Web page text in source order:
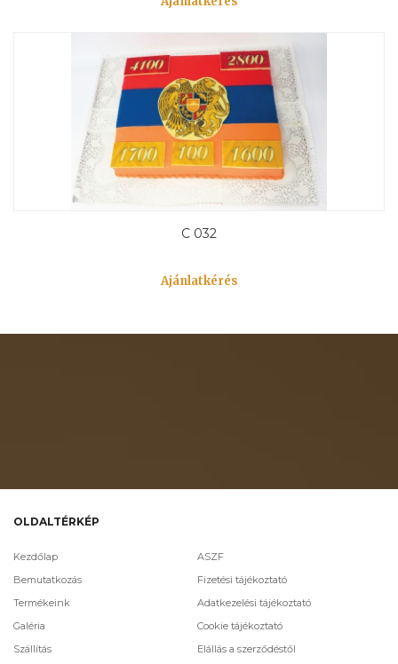
C 032
Ajánlatkérés
OLDALTÉRKÉP
Kezdőlap
Bemutatkozás
Termékeink
Galéria
Szállítás
ASZF
Fizetési tájékoztató
Adatkezelési tájékoztató
Cookie tájékoztató
Elállás a szerződéstől